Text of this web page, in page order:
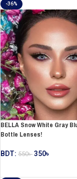
-36%
BELLA Snow White Gray
Bottle Lenses!
BDT: 550৳ 350৳